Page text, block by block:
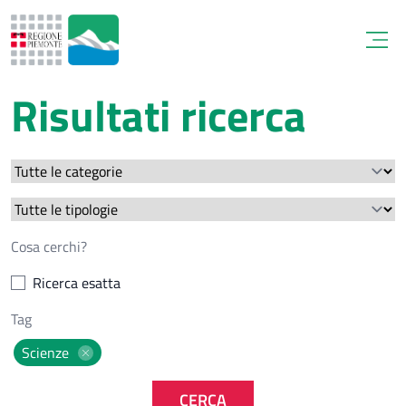
Risultati ricerca
Ricerca esatta
Scienze
CERCA